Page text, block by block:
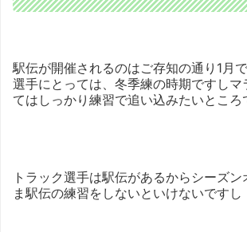
駅伝が開催されるのはご存知の通り1月
選手にとっては、冬季練の時期ですしマ
てはしっかり練習で追い込みたいところ
トラック選手は駅伝があるからシーズン
ま駅伝の練習をしないといけないですし